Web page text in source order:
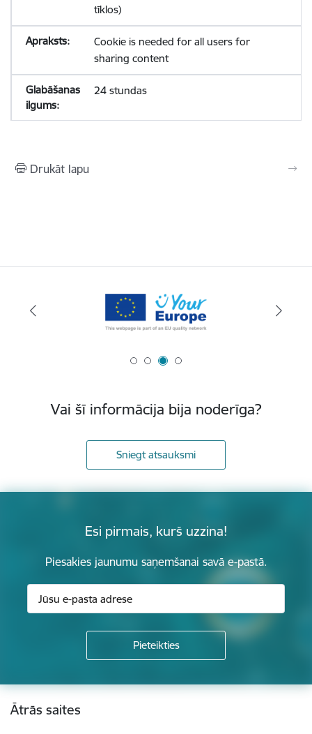
tīklos)
Cookie is needed for all users for
sharing content
24 stundas
Drukāt lapu
Vai šī informācija bija noderīga?
Sniegt atsauksmi
Esi pirmais, kurš uzzina!
Piesakies jaunumu saņemšanai savā e-pastā.
Kājene
Ātrās saites